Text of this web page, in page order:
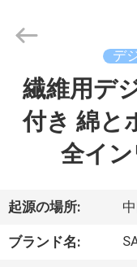
ホ
ー
製
品
2015
Digital
Supplier
デ
繊維用デ
付き 綿と
全イ
起源の場所:
ブランド名: